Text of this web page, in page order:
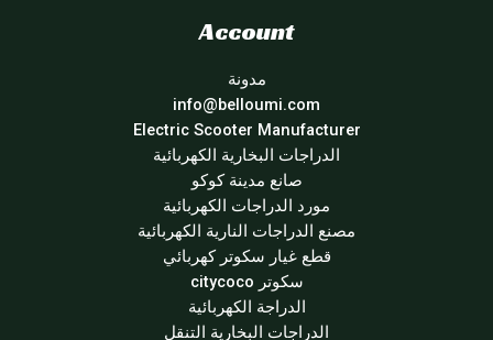
Account
مدونة
info@belloumi.com
Electric Scooter Manufacturer
الدراجات البخارية الكهربائية
صانع مدينة كوكو
مورد الدراجات الكهربائية
مصنع الدراجات النارية الكهربائية
قطع غيار سكوتر كهربائي
سكوتر citycoco
الدراجة الكهربائية
الدراجات البخارية التنقل